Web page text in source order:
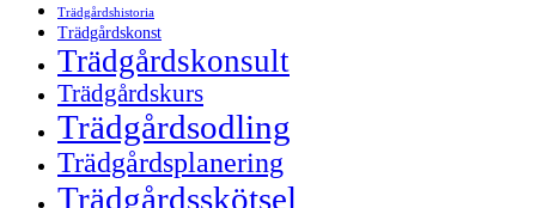
Trädgårdshistoria
Trädgårdskonst
Trädgårdskonsult
Trädgårdskurs
Trädgårdsodling
Trädgårdsplanering
Trädgårdsskötsel